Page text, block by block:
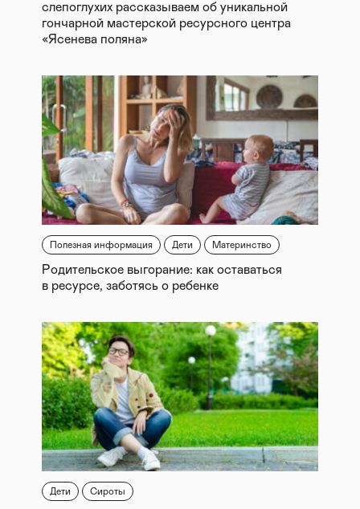
слепоглухих рассказываем об уникальной
гончарной мастерской ресурсного центра
«Ясенева поляна»
Полезная информация Дети Материнство
Родительское выгорание: как оставаться
в ресурсе, заботясь о ребенке
Дети Сироты